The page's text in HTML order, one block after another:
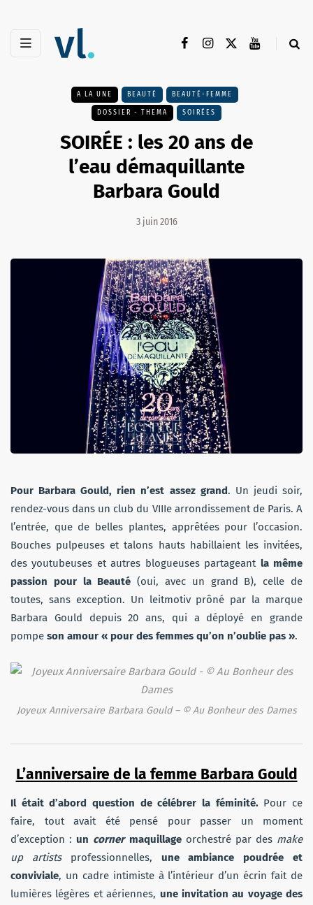
A LA UNE BEAUTÉ BEAUTÉ-FEMME
DOSSIER - THEMA SOIRÉES
SOIRÉE : les 20 ans de
l’eau démaquillante
Barbara Gould
3 juin 2016
Pour Barbara Gould, rien n’est assez grand. Un jeudi soir,
rendez-vous dans un club du VIIIe arrondissement de Paris. A
l’entrée, que de belles plantes, apprêtées pour l’occasion.
Bouches pulpeuses et talons hauts habillaient les invitées,
des youtubeuses et autres blogueuses partageant la même
passion pour la Beauté (oui, avec un grand B), celle de
toutes, sans exception. Un leitmotiv prôné par la marque
Barbara Gould depuis 20 ans, qui a déployé en grande
pompe son amour « pour des femmes qu’on n’oublie pas ».
Joyeux Anniversaire Barbara Gould – © Au Bonheur des Dames
L’anniversaire de la femme Barbara Gould
Il était d’abord question de célébrer la féminité. Pour ce
faire, tout avait été pensé pour passer un moment
d’exception :un cornermaquillageorchestré par des make
up artistsprofessionnelles, une ambiance poudrée et
conviviale, un cadre intimiste à l’intérieur d’un écrin fait de
lumières légères et aériennes, une invitation au voyage des